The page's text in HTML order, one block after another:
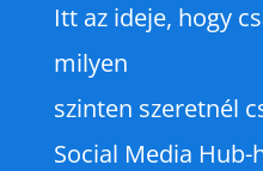
Itt az ideje, hogy
milyen
szinten szeretnél
Social Media Hub-